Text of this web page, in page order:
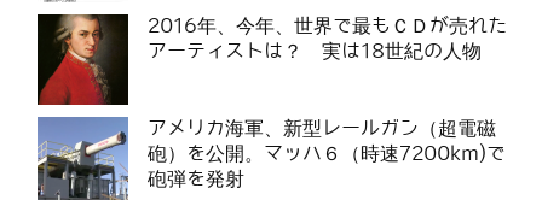
2016年、今年、世界で最もＣＤが売れた
アーティストは？ 実は18世紀の人物
アメリカ海軍、新型レールガン（超電磁
砲）を公開。マッハ６（時速7200km)で
砲弾を発射